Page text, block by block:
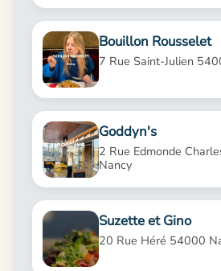
Bouillon Rousselet
7 Rue Saint-Julien
Goddyn's
2 Rue Edmonde
Nancy
Suzette et Gino
20 Rue Héré 54000